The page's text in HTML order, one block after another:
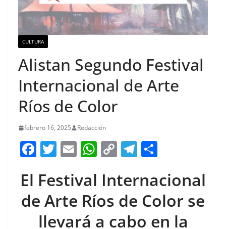
CULTURA
Alistan Segundo Festival
Internacional de Arte
Ríos de Color
febrero 16, 2025 Redacción
F
c
e
b
T
itt
er
E
ai
l
W
at
s
A
C
p
y
Li
T
e
gr
a
ar
e
El Festival Internacional
de Arte Ríos de Color se
llevará a cabo en la